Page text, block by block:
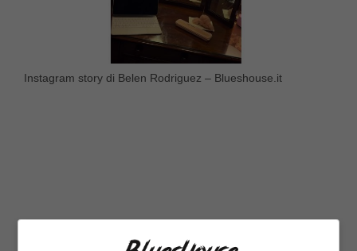
Instagram story di Belen Rodriguez – Blueshouse.it